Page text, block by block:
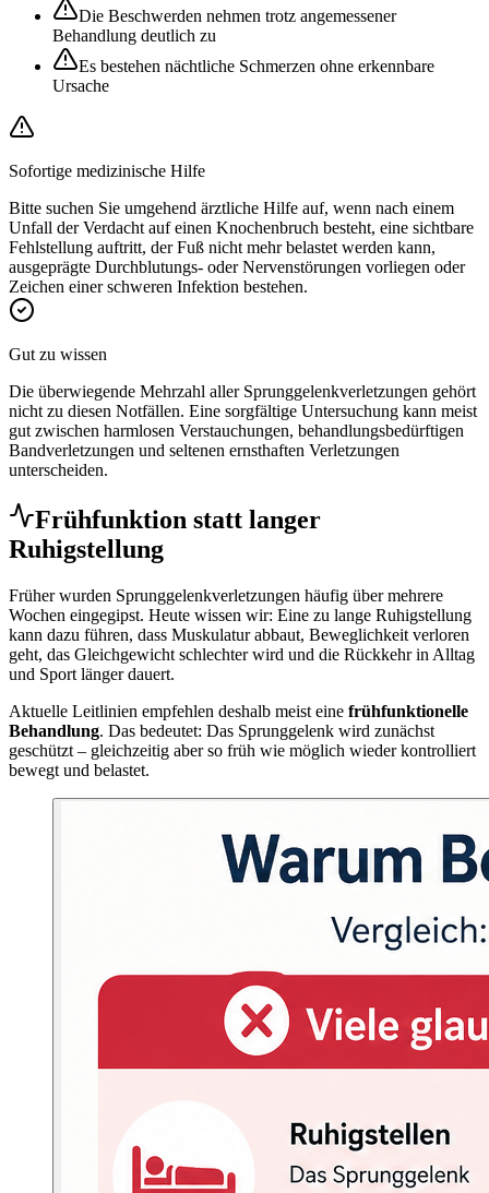
Die Beschwerden nehmen trotz angemessener
Behandlung deutlich zu
Es bestehen nächtliche Schmerzen ohne erkennbare
Ursache
Sofortige medizinische Hilfe
Bitte suchen Sie umgehend ärztliche Hilfe auf, wenn nach einem
Unfall der Verdacht auf einen Knochenbruch besteht, eine sichtbare
Fehlstellung auftritt, der Fuß nicht mehr belastet werden kann,
ausgeprägte Durchblutungs- oder Nervenstörungen vorliegen oder
Zeichen einer schweren Infektion bestehen.
Gut zu wissen
Die überwiegende Mehrzahl aller Sprunggelenkverletzungen gehört
nicht zu diesen Notfällen. Eine sorgfältige Untersuchung kann meist
gut zwischen harmlosen Verstauchungen, behandlungsbedürftigen
Bandverletzungen und seltenen ernsthaften Verletzungen
unterscheiden.
Frühfunktion statt langer
Ruhigstellung
Früher wurden Sprunggelenkverletzungen häufig über mehrere
Wochen eingegipst. Heute wissen wir: Eine zu lange Ruhigstellung
kann dazu führen, dass Muskulatur abbaut, Beweglichkeit verloren
geht, das Gleichgewicht schlechter wird und die Rückkehr in Alltag
und Sport länger dauert.
Aktuelle Leitlinien empfehlen deshalb meist eine frühfunktionelle
Behandlung. Das bedeutet: Das Sprunggelenk wird zunächst
geschützt – gleichzeitig aber so früh wie möglich wieder kontrolliert
bewegt und belastet.